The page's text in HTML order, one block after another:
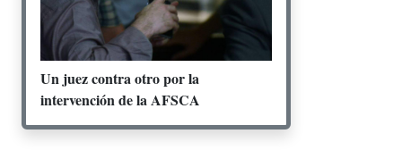
Un juez contra otro por la
intervención de la AFSCA